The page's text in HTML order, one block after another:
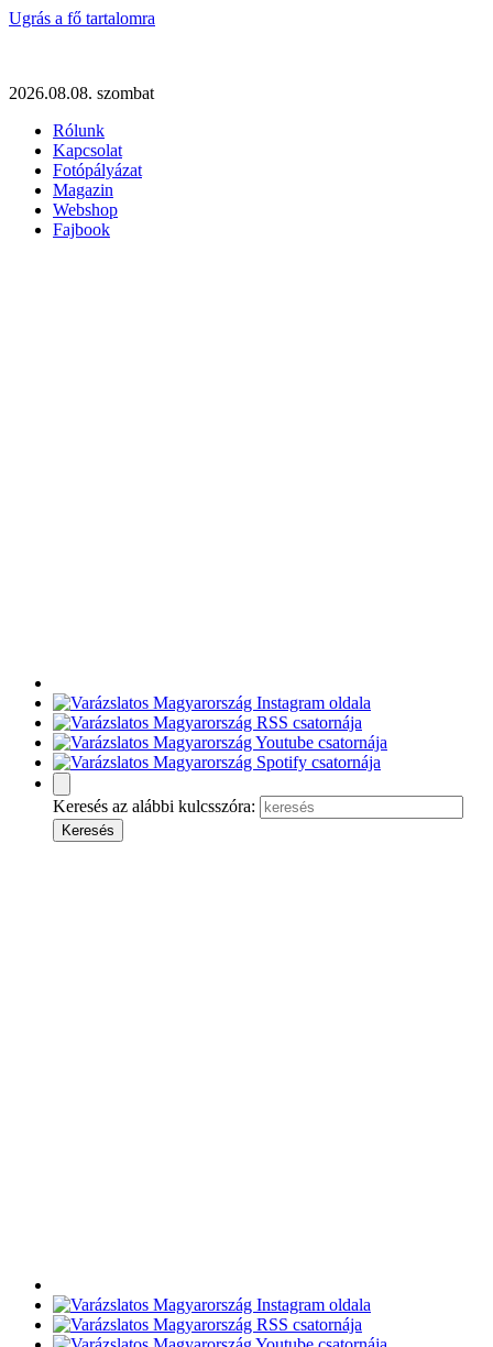
Ugrás a fő tartalomra
2026.08.08. szombat
Rólunk
Kapcsolat
Fotópályázat
Magazin
Webshop
Fajbook
Keresés az alábbi kulcsszóra: